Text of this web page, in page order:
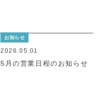
お知らせ
2026.05.01
5月の営業日程のお知らせ